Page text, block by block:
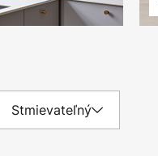
Stmievateľný